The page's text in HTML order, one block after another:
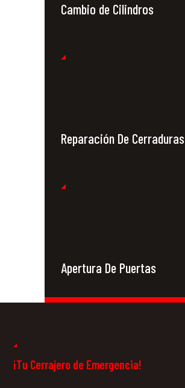
Cambio de Cilindros
Reparación De Cerraduras
Apertura De Puertas
¡Tu Cerrajero de Emergencia!